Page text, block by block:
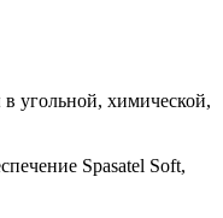
угольной, химической,
Spasatel Soft,